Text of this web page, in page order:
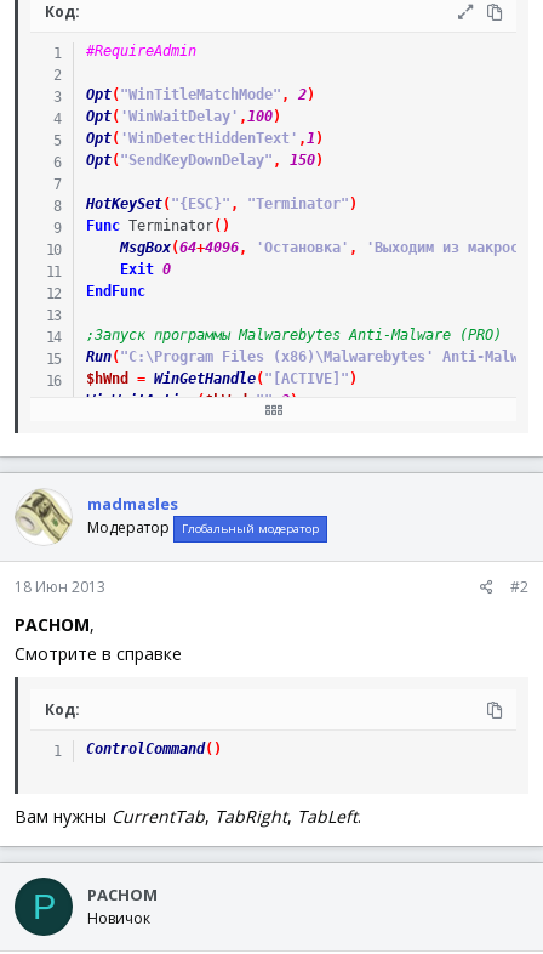
Код:
#RequireAdmin
Opt( "WinTitleMatchMode" , 2)
Opt( 'WinWaitDelay' ,100)
Opt( 'WinDetectHiddenText' ,1 )
Opt( "SendKeyDownDelay" , 150)
HotKeySet( "{ESC}" , "Terminator" )
Func Terminator( )
MsgBox(64+4096, 'Остановка' , 'Выходим из макроса'
Exit 0
EndFunc
;Запуск программы Malwarebytes Anti-Malware (PRO)
Run( "C:\Program Files (x86)\Malwarebytes' Anti-
$hWnd
= WinGetHandle( "[ACTIVE]" )
WinWaitActive
( $hWnd, "" 3)
MsgBox(64+ 4096, 'Результат',
madmasles
Модератор Глобальный модератор
18 Июн 2013 #2
PACHOM,
Смотрите в справке
Код:
ControlCommand( )
Вам нужны CurrentTab, TabRight, TabLeft.
P PACHOM
Новичок